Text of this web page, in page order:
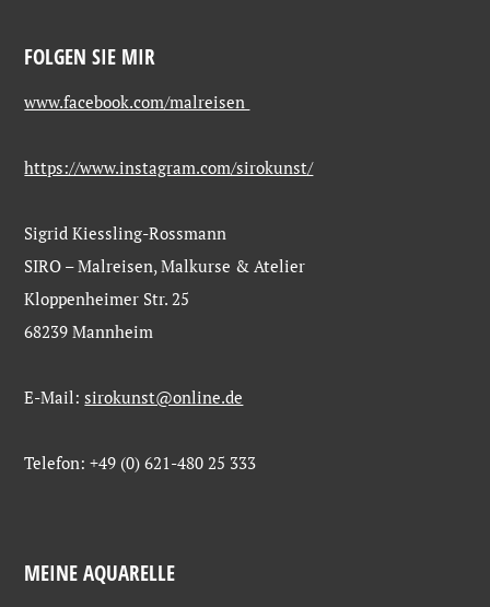
FOLGEN SIE MIR
www.facebook.com/malreisen
https://www.instagram.com/sirokunst/
Sigrid Kiessling-Rossmann
SIRO – Malreisen, Malkurse & Atelier
Kloppenheimer Str. 25
68239 Mannheim
E-Mail:sirokunst@online.de
Telefon: +49 (0) 621-480 25 333
MEINE AQUARELLE